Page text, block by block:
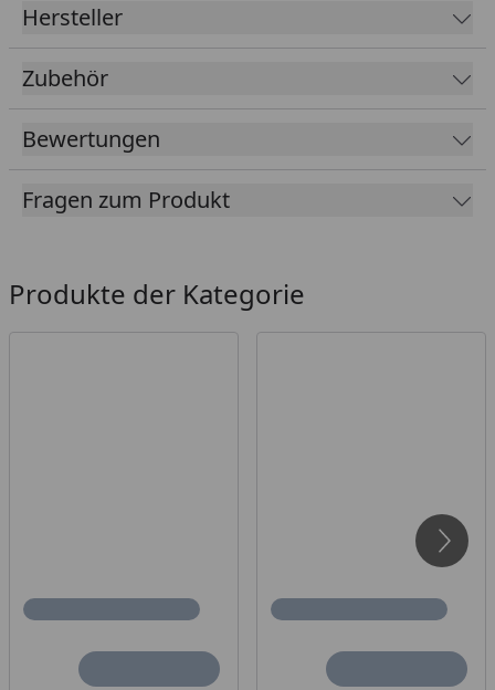
Hersteller
Zubehör
Bewertungen
Fragen zum Produkt
Produkte der Kategorie